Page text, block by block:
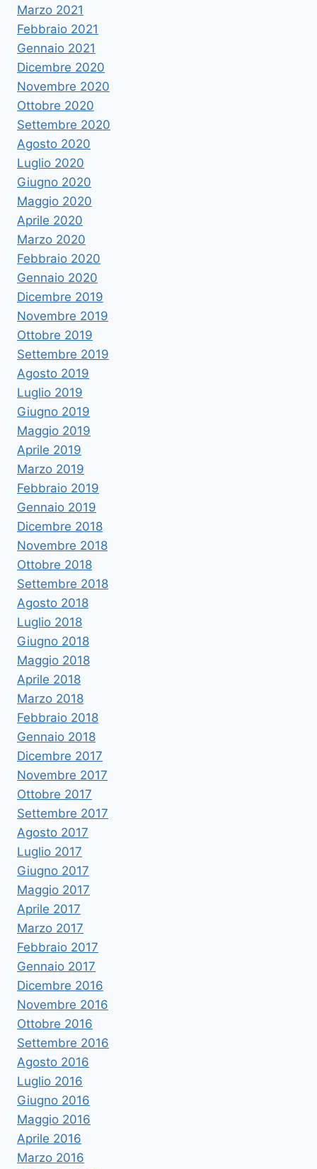
Marzo 2021
Febbraio 2021
Gennaio 2021
Dicembre 2020
Novembre 2020
Ottobre 2020
Settembre 2020
Agosto 2020
Luglio 2020
Giugno 2020
Maggio 2020
Aprile 2020
Marzo 2020
Febbraio 2020
Gennaio 2020
Dicembre 2019
Novembre 2019
Ottobre 2019
Settembre 2019
Agosto 2019
Luglio 2019
Giugno 2019
Maggio 2019
Aprile 2019
Marzo 2019
Febbraio 2019
Gennaio 2019
Dicembre 2018
Novembre 2018
Ottobre 2018
Settembre 2018
Agosto 2018
Luglio 2018
Giugno 2018
Maggio 2018
Aprile 2018
Marzo 2018
Febbraio 2018
Gennaio 2018
Dicembre 2017
Novembre 2017
Ottobre 2017
Settembre 2017
Agosto 2017
Luglio 2017
Giugno 2017
Maggio 2017
Aprile 2017
Marzo 2017
Febbraio 2017
Gennaio 2017
Dicembre 2016
Novembre 2016
Ottobre 2016
Settembre 2016
Agosto 2016
Luglio 2016
Giugno 2016
Maggio 2016
Aprile 2016
Marzo 2016